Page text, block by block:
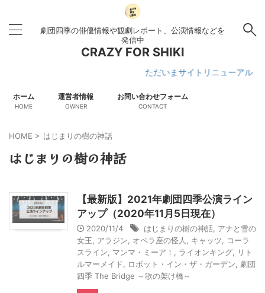
劇団四季の俳優情報や観劇レポート、公演情報などを
発信中
CRAZY FOR SHIKI
ただいまサイトリニューアル作業中
ホーム
HOME
運営者情報
OWNER
お問い合わせフォーム
CONTACT
HOME > はじまりの樹の神話
はじまりの樹の神話
【最新版】2021年劇団四季公演ライン
アップ（2020年11月5日現在）
2020/11/4 はじまりの樹の神話 アナと雪の
女王
アラジン オペラ座の怪人 キャッツ
コーラ
スライン
マンマ・ミーア！ ライオンキング
リト
ルマーメイド
ロボット・イン・ザ・ガーデン
劇団
四季 The Bridge ～歌の架け橋～